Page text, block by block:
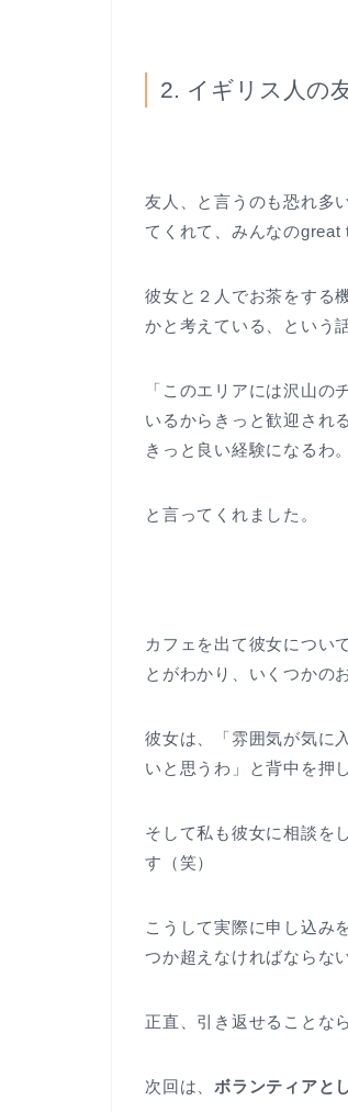
2. イギリス人の
友人、と言うのも恐れ多
てくれて、みんなのgreat
彼女と２人でお茶をする
かと考えている、という
「このエリアには沢山
いるからきっと歓迎され
きっと良い経験になるわ
と言ってくれました。
カフェを出て彼女につい
とがわかり、いくつかの
彼女は、「雰囲気が気に
いと思うわ」と背中を押
そして私も彼女に相談を
す（笑）
こうして実際に申し込み
つか超えなければならな
正直、引き返せることな
次回は、 ボランティアと